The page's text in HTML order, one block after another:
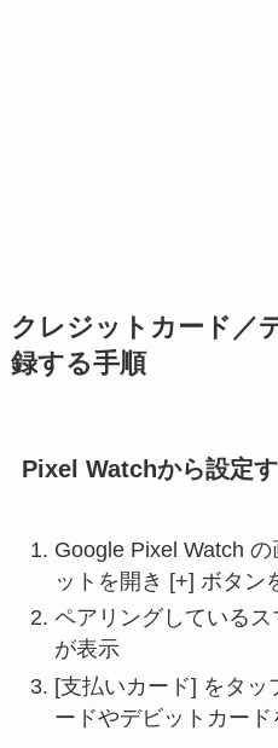
クレジットカード／
録する手順
Pixel Watchから設定
Google Pixel Watch
ットを開き [+] ボタン
ペアリングしている
が表示
[支払いカード] をタッ
ードやデビットカード